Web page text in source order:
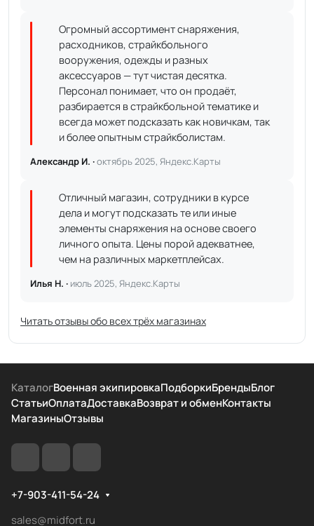
Огромный ассортимент снаряжения,
расходников, страйкбольного
вооружения, одежды и разных
аксессуаров — тут чистая десятка.
Персонал понимает, что он продаёт,
разбирается в страйкбольной тематике и
всегда может подсказать как новичкам, так
и более опытным страйкболистам.
Александр И. ·октябрь 2025, Яндекс.Карты
Отличный магазин, сотрудники в курсе
дела и могут подсказать те или иные
элементы снаряжения на основе своего
личного опыта. Цены порой адекватнее,
чем на различных маркетплейсах.
Илья Н. · июль 2025, Яндекс.Карты
Читать отзывы обо всех трёх магазинах
КаталогВоенная экипировкаПодборкиБрендыБлог
СтатьиОплатаДоставкаВозврат и обменКонтакты
МагазиныОтзывы
+7-903-411-54-24
sales@midfort.ru